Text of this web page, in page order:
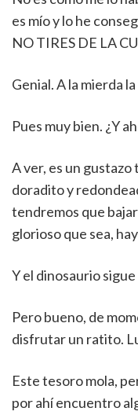
es mío y lo he
NO TIRES DE LA
Genial. A la mierda
Pues muy bien. ¿Y
A ver, es un
doradito y
tendremos que
glorioso que sea,
Y el dinosaurio sigue
Pero bueno, de
disfrutar un ratito.
Este tesoro mola,
por ahí encuentro